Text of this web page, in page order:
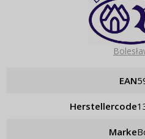
EAN
Herstellercode
Marke